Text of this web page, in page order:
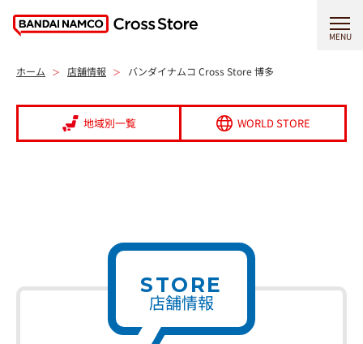
MENU
ホーム 店舗情報 バンダイナムコ Cross Store 博多
地域別一覧 WORLD STORE
STORE
店舗情報